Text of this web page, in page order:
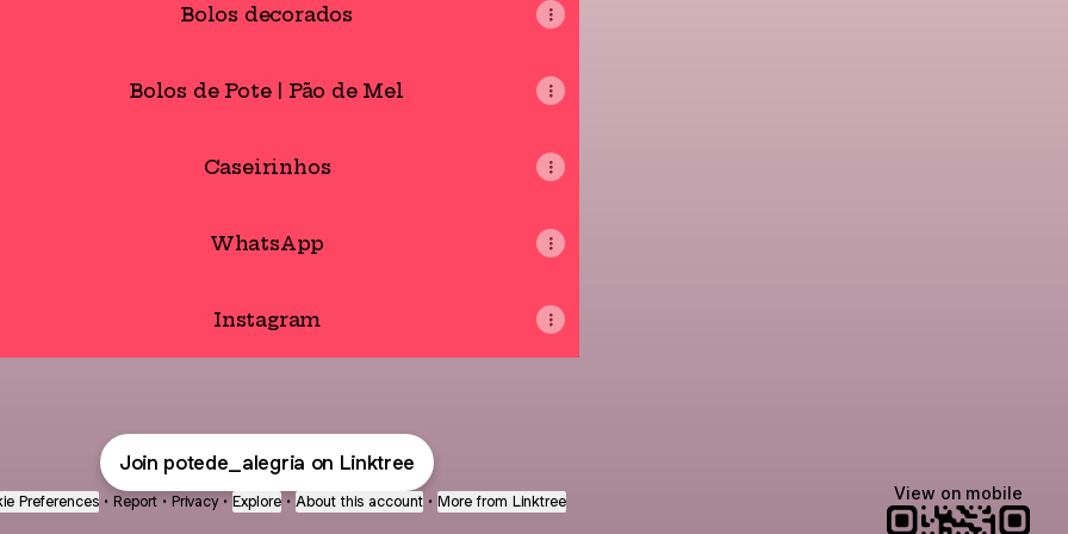
Bolos decorados
Bolos de Pote | Pão de Mel
Caseirinhos
WhatsApp
Instagram
Join potede_alegria on Linktree
Preferences • Report • Privacy • Explore • About this account • More from Linktree View on mobile